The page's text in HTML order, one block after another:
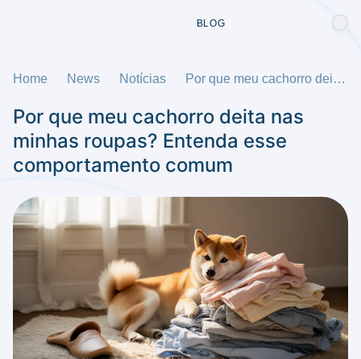
BLOG
Home News Notícias Por que meu cachorro deita nas minhas roupas? Entenda esse comportamento comum
Por que meu cachorro deita nas
minhas roupas? Entenda esse
comportamento comum